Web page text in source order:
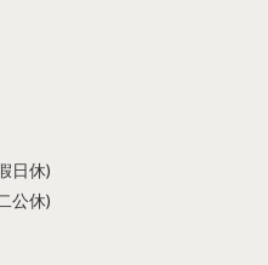
日休)
公休)